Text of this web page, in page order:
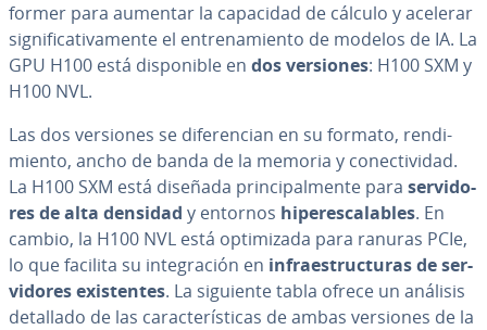
fo­r­mer para aumentar la capacidad de cálculo y acelerar
si­g­ni­fi­ca­ti­va­me­n­te el en­tre­na­mie­n­to de modelos de IA. La
GPU H100 está di­s­po­ni­ble en dos versiones: H100 SXM y
H100 NVL.
Las dos versiones se di­fe­re­n­cian en su formato, re­n­di­
mie­n­to, ancho de banda de la memoria y co­ne­c­ti­vi­dad.
La H100 SXM está diseñada pri­n­ci­pa­l­me­n­te para se­r­vi­do­
res de alta densidad y entornos hi­pe­re­s­ca­la­bles. En
cambio, la H100 NVL está op­ti­mi­za­da para ranuras PCIe,
lo que facilita su in­te­gra­ción en in­frae­s­tru­c­tu­ras de se­r­
vi­do­res exi­s­te­n­tes. La siguiente tabla ofrece un análisis
detallado de las ca­ra­c­te­rí­s­ti­cas de ambas versiones de la